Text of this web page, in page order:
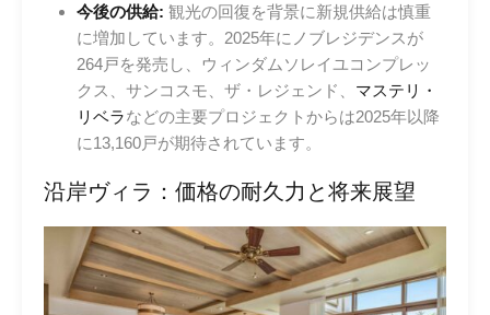
今後の供給: 観光の回復を背景に新規供給は慎重
に増加しています。2025年にノブレジデンスが
264戸を発売し、ウィンダムソレイユコンプレッ
クス、サンコスモ、ザ・レジェンド、 マステリ・
リベラなどの主要プロジェクトからは2025年以降
に13,160戸が期待されています。
沿岸ヴィラ：価格の耐久力と将来展望